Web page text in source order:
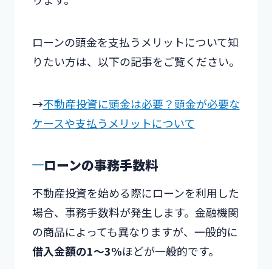
ローンの頭金を支払うメリットについて知
りたい方は、以下の記事をご覧ください。
→不動産投資に頭金は必要？頭金が必要な
ケースや支払うメリットについて
ローンの事務手数料
不動産投資を始める際にローンを利用した
場合、事務手数料が発生します。金融機関
の商品によっても異なりますが、一般的に
借入金額の1〜3%ほどが一般的です。